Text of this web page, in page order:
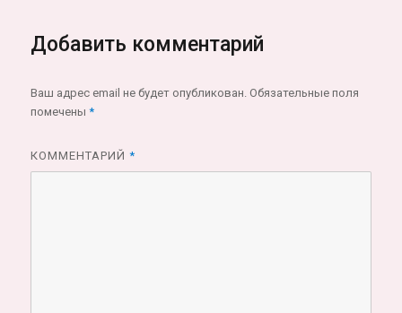
Добавить комментарий
Ваш адрес email не будет опубликован. Обязательные поля
помечены*
КОММЕНТАРИЙ*